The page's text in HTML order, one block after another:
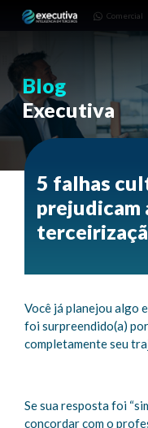
3668-
Pinhais
Comercial
Blog
Executiva
5 falhas
prejudicam
Você já planejou algo
foi surpreendido(a)
completamente seu
Se sua resposta foi
concordar com o